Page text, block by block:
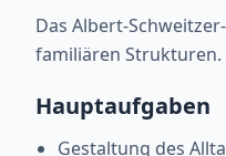
Das Albert-
familiären Strukturen.
Hauptaufgaben
Gestaltung des